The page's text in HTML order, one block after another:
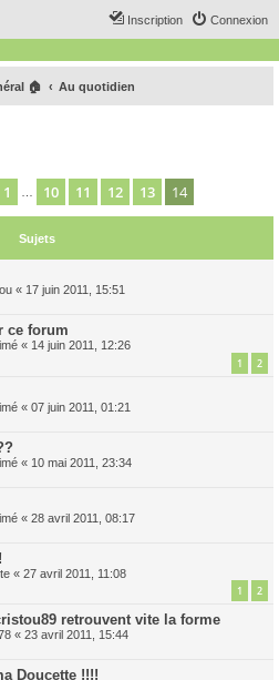
Connexion
Inscription
🏠 Au quotidien
14 sur 14
Précédent
1 10 11 12 13 14
Sujets
« 17 juin 2011, 15:51
ce forum
« 14 juin 2011, 12:26
1 2
« 07 juin 2011, 01:21
« 10 mai 2011, 23:34
« 28 avril 2011, 08:17
« 27 avril 2011, 11:08
1 2
retrouvent vite la forme
« 23 avril 2011, 15:44
Doucette !!!!